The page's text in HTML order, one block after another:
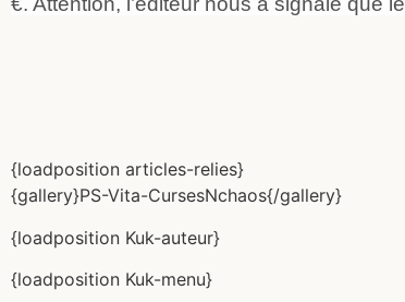
{loadposition articles-relies}
{gallery}PS-Vita-CursesNchaos{/gallery}
{loadposition Kuk-auteur}
{loadposition Kuk-menu}